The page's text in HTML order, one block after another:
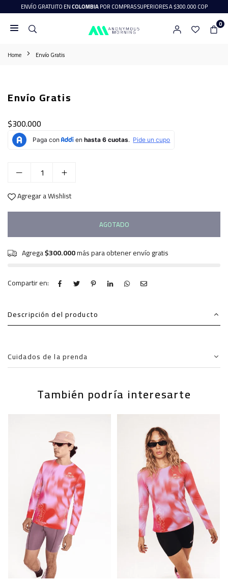
al
ENVÍO GRATUITO ENCOLOMBIAPOR COMPRAS SUPERIORES A $300.000 COP
ANONYMOUS
0
Home Envío Gratis
Envío Gratis
Precio
habitual
$300.000
Agregar a Wishlist
AGOTADO
Agrega$300.000más para obtener envío gratis
Compartir en:
Descripción del producto
Cuidados de la prenda
También podría interesarte